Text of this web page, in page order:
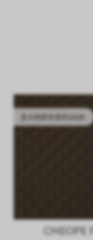
CHEOPE